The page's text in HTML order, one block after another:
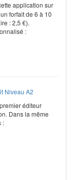
application sur
forfait de 6 à 10
: 2,5 €).
:
Niveau A2
éditeur
Dans la même
: